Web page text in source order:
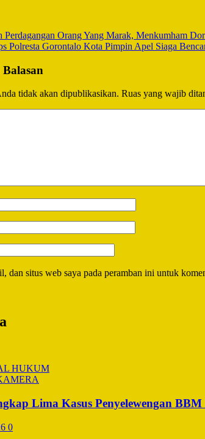
Perdagangan Orang Yang Marak, Menkumham
Polresta Gorontalo Kota Pimpin Apel Siaga
tidak akan dipublikasikan. Ruas yang wajib
dan situs web saya pada peramban ini untuk
HUKUM
Lima Kasus Penyelewengan
0